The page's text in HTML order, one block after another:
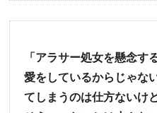
「アラサー処女を懸念す
愛をしているからじゃな
てしまうのは仕方ないけ